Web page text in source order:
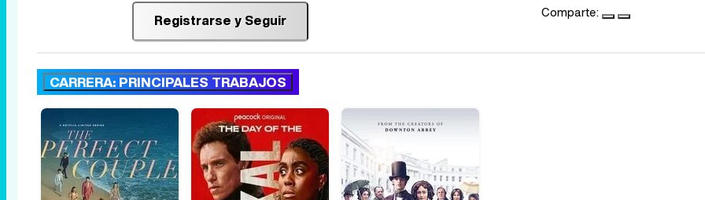
Comparte:
Registrarse y Seguir
CARRERA: PRINCIPALES TRABAJOS